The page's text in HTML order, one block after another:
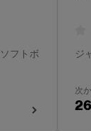
フトボ
ジ
次